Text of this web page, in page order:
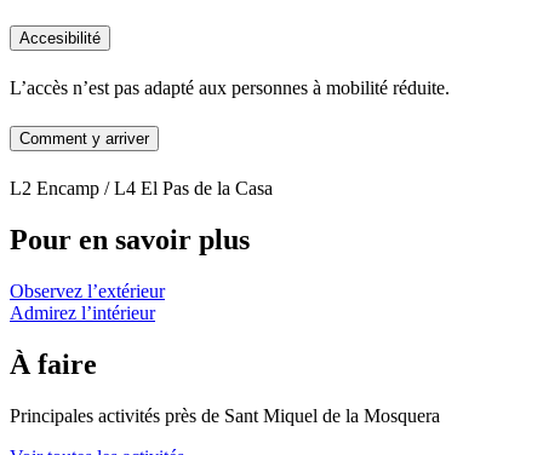
Accesibilité
L’accès n’est pas adapté aux personnes à mobilité réduite.
Comment y arriver
L2 Encamp / L4 El Pas de la Casa
Pour en savoir plus
Observez l’extérieur
Admirez l’intérieur
À faire
Principales activités près de Sant Miquel de la Mosquera